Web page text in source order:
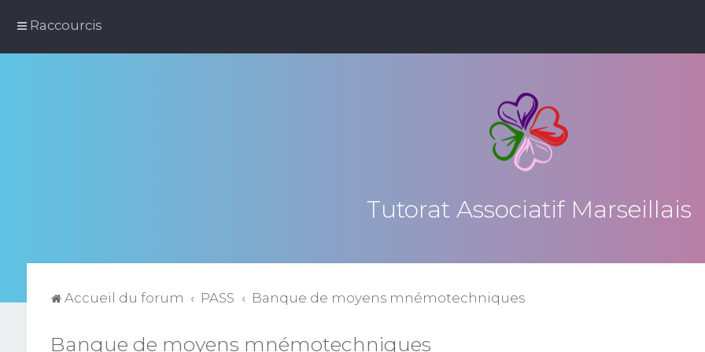
Raccourcis
Tutorat Associatif Marseillais
Accueil du forum PASS Banque de moyens mnémotechniques
Banque de moyens mnémotechniques